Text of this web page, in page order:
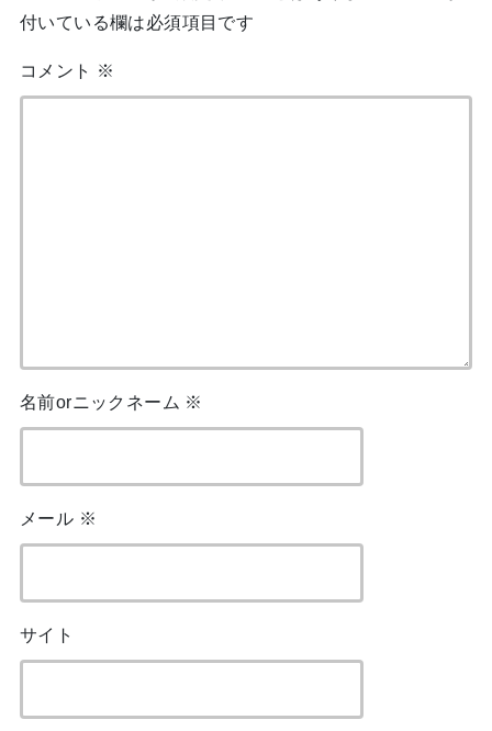
付いている欄は必須項目です
コメント ※
名前orニックネーム ※
メール ※
サイト